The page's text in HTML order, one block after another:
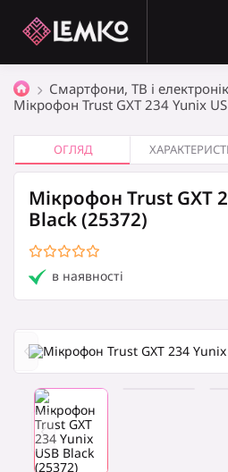
Товари в кошику(0)
Кошик
Оформити замовлення
Смартфони, ТВ і
Мікрофон Trust GXT 234 Yunix
ОГЛЯД
Мікрофон Trust GXT
Black (25372)
в наявності